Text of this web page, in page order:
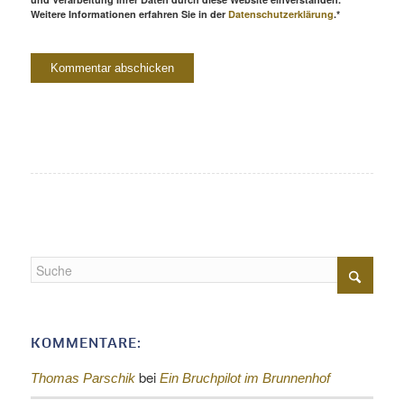
Weitere Informationen erfahren Sie in der Datenschutzerklärung.*
KOMMENTARE:
Thomas Parschikbei Ein Bruchpilot im Brunnenhof